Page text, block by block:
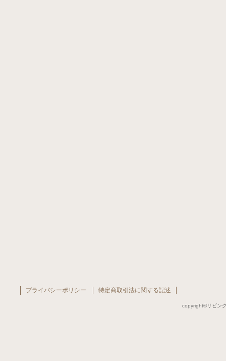
copyright©リビン
プライバシーポリシー 特定商取引法に関する記述